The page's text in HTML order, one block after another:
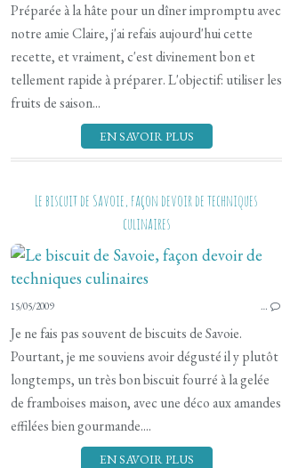
Préparée à la hâte pour un dîner impromptu avec
notre amie Claire, j'ai refais aujourd'hui cette
recette, et vraiment, c'est divinement bon et
tellement rapide à préparer. L'objectif: utiliser les
fruits de saison...
EN SAVOIR PLUS
VÉGÉTARIEN
Le biscuit de Savoie, façon devoir de techniques
culinaires
15/05/2009 …
Je ne fais pas souvent de biscuits de Savoie.
Pourtant, je me souviens avoir dégusté il y plutôt
longtemps, un très bon biscuit fourré à la gelée
de framboises maison, avec une déco aux amandes
effilées bien gourmande....
EN SAVOIR PLUS